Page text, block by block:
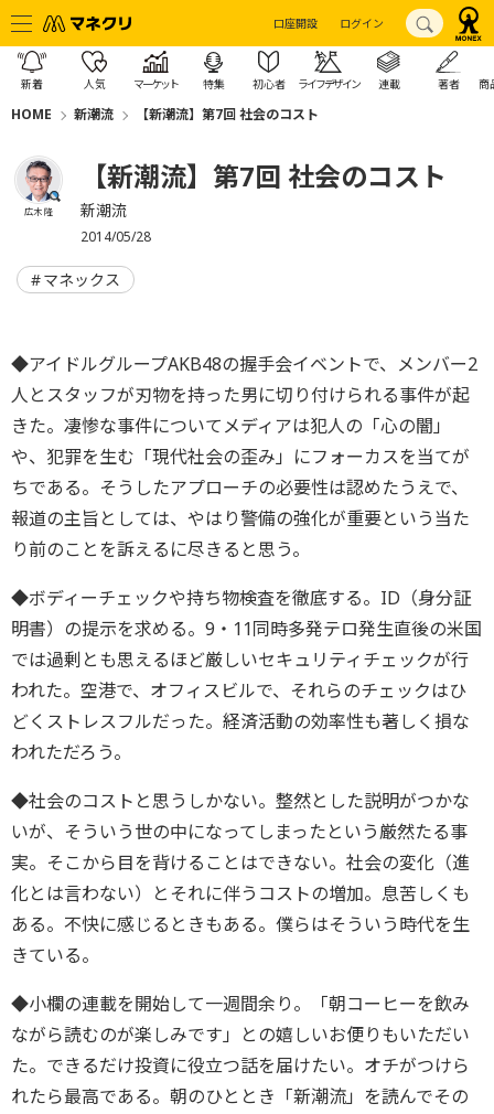
口座開設 ログイン
新着 人気 マーケット 特集 初心者 ライフデザイン 連載 著者 商
HOME 新潮流 【新潮流】第7回 社会のコスト
広木 隆
【新潮流】第7回 社会のコスト
新潮流
2014/05/28
マネックス
◆アイドルグループAKB48の握手会イベントで、メンバー2
人とスタッフが刃物を持った男に切り付けられる事件が起
きた。凄惨な事件についてメディアは犯人の「心の闇」
や、犯罪を生む「現代社会の歪み」にフォーカスを当てが
ちである。そうしたアプローチの必要性は認めたうえで、
報道の主旨としては、やはり警備の強化が重要という当た
り前のことを訴えるに尽きると思う。
◆ボディーチェックや持ち物検査を徹底する。ID（身分証
明書）の提示を求める。9・11同時多発テロ発生直後の米国
では過剰とも思えるほど厳しいセキュリティチェックが行
われた。空港で、オフィスビルで、それらのチェックはひ
どくストレスフルだった。経済活動の効率性も著しく損な
われただろう。
◆社会のコストと思うしかない。整然とした説明がつかな
いが、そういう世の中になってしまったという厳然たる事
実。そこから目を背けることはできない。社会の変化（進
化とは言わない）とそれに伴うコストの増加。息苦しくも
ある。不快に感じるときもある。僕らはそういう時代を生
きている。
◆小欄の連載を開始して一週間余り。「朝コーヒーを飲み
ながら読むのが楽しみです」との嬉しいお便りもいただい
た。できるだけ投資に役立つ話を届けたい。オチがつけら
れたら最高である。朝のひととき「新潮流」を読んでその